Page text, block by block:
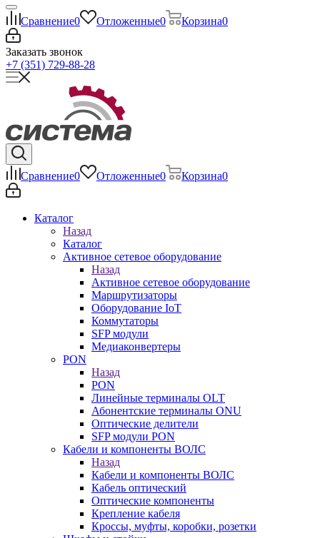
Сравнение0 Отложенные0 Корзина0
Заказать звонок
+7 (351) 729-88-28
Сравнение0 Отложенные0 Корзина0
Каталог
Назад
Каталог
Активное сетевое оборудование
Назад
Активное сетевое оборудование
Маршрутизаторы
Оборудование IoT
Коммутаторы
SFP модули
Медиаконвертеры
PON
Назад
PON
Линейные терминалы OLT
Абонентские терминалы ONU
Оптические делители
SFP модули PON
Кабели и компоненты ВОЛС
Назад
Кабели и компоненты ВОЛС
Кабель оптический
Оптические компоненты
Крепление кабеля
Кроссы, муфты, коробки, розетки